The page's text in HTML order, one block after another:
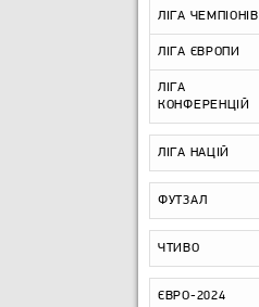
ЛІГА ЧЕМПІОНІВ
ЛІГА ЄВРОПИ
ЛІГА
КОНФЕРЕНЦІЙ
ЛІГА НАЦІЙ
ФУТЗАЛ
ЧТИВО
ЄВРО-2024